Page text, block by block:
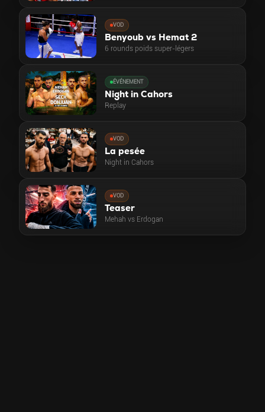
VOD
Benyoub vs Hemat 2
6 rounds poids super-légers
ÉVÉNEMENT
Night in Cahors
Replay
VOD
La pesée
Night in Cahors
VOD
Teaser
Mehah vs Erdogan